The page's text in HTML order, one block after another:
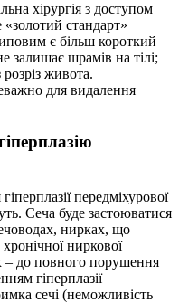
хірургія з доступом
стандарт»
є більш короткий
залишає шрамів на тілі;
живота.
для видалення
передміхурової
Сеча буде застоюватися
нирках, що
ниркової
– до повного порушення
гіперплазії
сечі (неможливість